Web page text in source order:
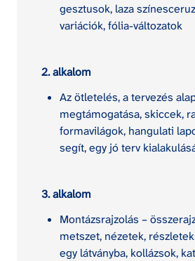
gesztusok, laza
variációk, fólia-változatok
2. alkalom
Az ötletelés, a tervezés
megtámogatása, skiccek,
formavilágok, hangulati
segít, egy jó terv
3. alkalom
Montázsrajzolás –
metszet, nézetek,
egy látványba, kollázsok,